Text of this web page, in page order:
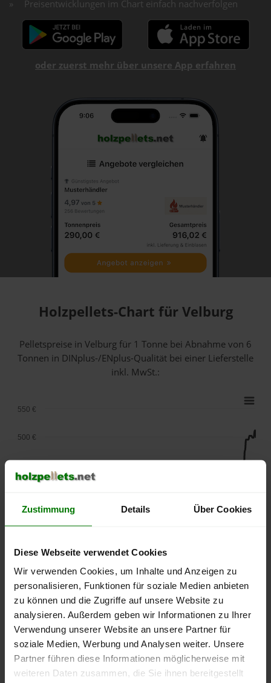
Zustimmung Details Über Cookies
Diese Webseite verwendet Cookies
Wir verwenden Cookies, um Inhalte und Anzeigen zu
personalisieren, Funktionen für soziale Medien anbieten
zu können und die Zugriffe auf unsere Website zu
analysieren. Außerdem geben wir Informationen zu Ihrer
Verwendung unserer Website an unsere Partner für
soziale Medien, Werbung und Analysen weiter. Unsere
Partner führen diese Informationen möglicherweise mit
weiteren Daten zusammen, die Sie ihnen bereitgestellt
Preisentwicklungen im Chart einfach nachverfolgen
oder zuerst mehr über unsere App erfahren
Holzpellets-Chart für Velburg
Pelletspreise in Velburg für 1 Tonne bei Abnahmevon 6
Tonnen in DINplus-/ENplus-Qualität bei einer Lieferstelle
inkl. MwSt.:
lose Ware Sackware
September
Januar
Mai
250 €
300 €
500 €
550 €
Die aktuelle Preisentwicklung für Holzpellets in Deutschland
können Sie jederzeit auf unsererPelletspreise-Seite
nachvollziehen.